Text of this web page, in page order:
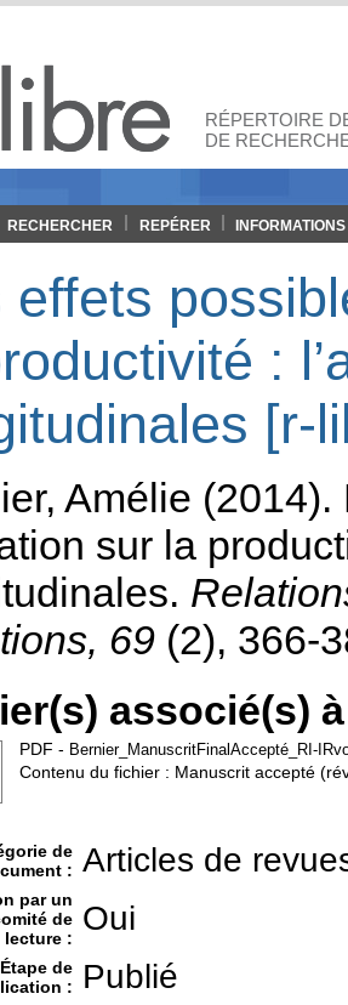
RÉPERTOIRE
DE
RECHERCHER REPÉRER INFORMATIONS
effets
:
[r-
Amélie (2014).
sur la
.
69 (2), 366-
associé(s)
PDF - Bernier_ManuscritFinalAccepté_RI-
Contenu du fichier : Manuscrit accepté
de
: Articles de
par un
de
lecture :
Oui
Étape de
:
Publié